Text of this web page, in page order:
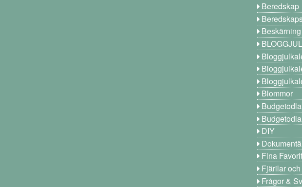
Beredskap
Beskärning
Blommor
Budgetodla
DIY
Fina
Fjärilar
Frågor &